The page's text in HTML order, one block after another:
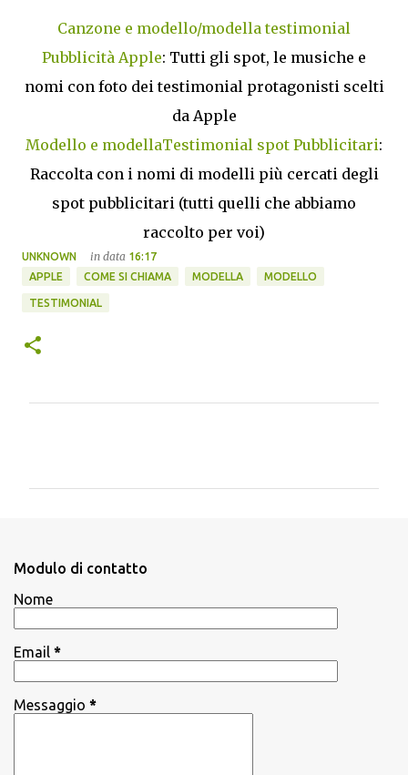
Canzone e modello/modella testimonial
Pubblicità Apple: Tutti gli spot, le musiche e
nomi con foto dei testimonial protagonisti scelti
da Apple
Modello e modellaTestimonial spot Pubblicitari:
Raccolta con i nomi di modelli più cercati degli
spot pubblicitari (tutti quelli che abbiamo
raccolto per voi)
UNKNOWN in data 16:17
APPLE
COME SI CHIAMA MODELLA MODELLO
TESTIMONIAL
i
Modulo di contatto
Nome
Email *
Messaggio *